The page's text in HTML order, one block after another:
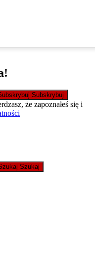
Subskrybuj
że zapoznałeś się i
Szukaj